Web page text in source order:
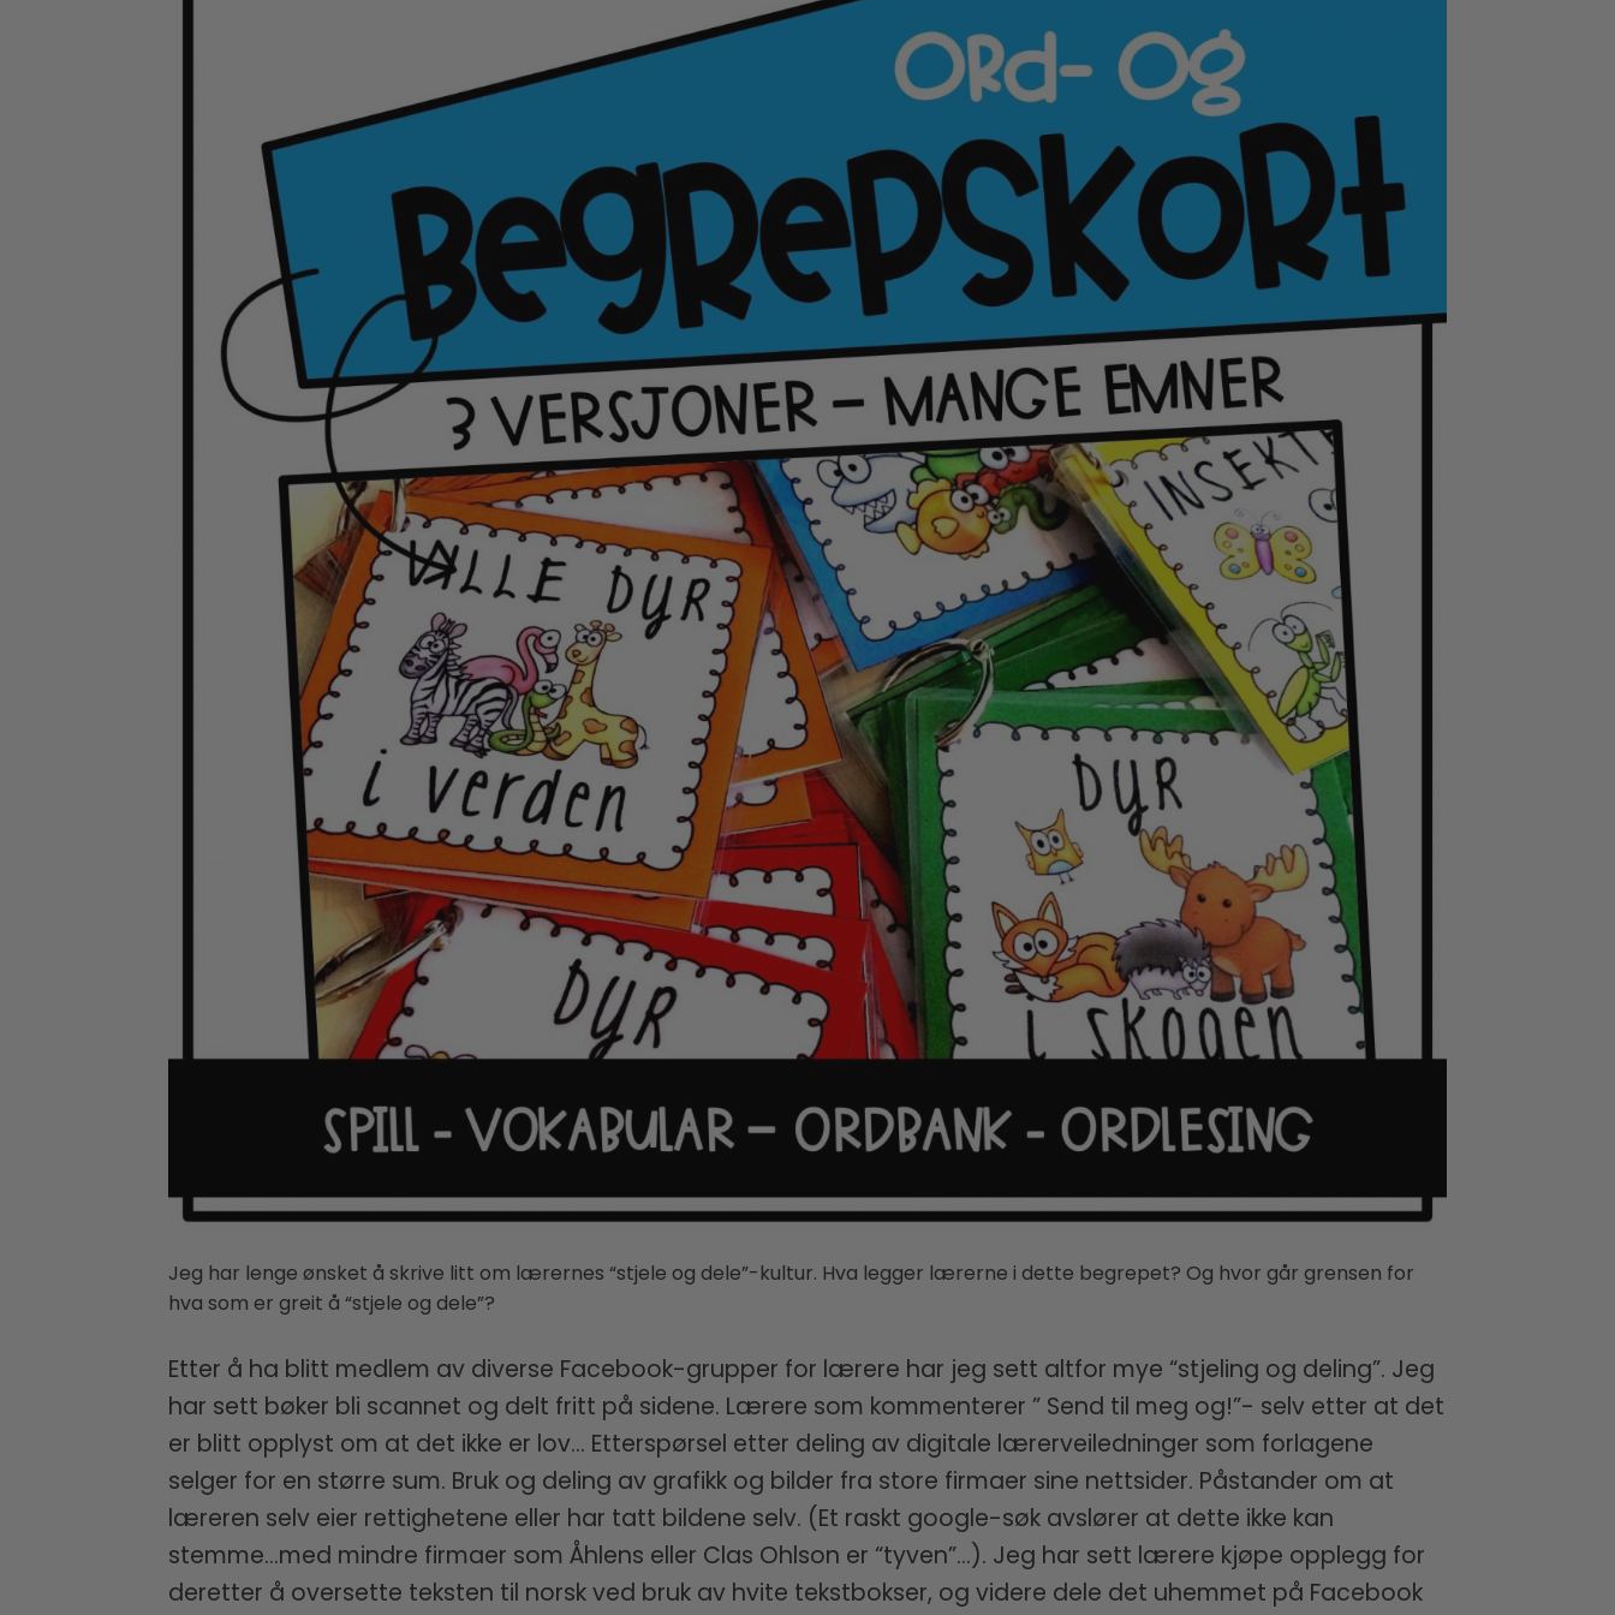
Jeg har lenge ønsket å skrive litt om lærernes “stjele og dele”-kultur. Hva legger lærerne i dette begrepet? Og hvor går grensen for
hva som er greit å “stjele og dele”?
Etter å ha blitt medlem av diverse Facebook-grupper for lærere har jeg sett altfor mye “stjeling og deling”. Jeg
har sett bøker bli scannet og delt fritt på sidene. Lærere som kommenterer ” Send til meg og!”- selv etter at det
er blitt opplyst om at det ikke er lov… Etterspørsel etter deling av digitale lærerveiledninger som forlagene
selger for en større sum. Bruk og deling av grafikk og bilder fra store firmaer sine nettsider. Påstander om at
læreren selv eier rettighetene eller har tatt bildene selv. (Et raskt google-søk avslører at dette ikke kan
stemme…med mindre firmaer som Åhlens eller Clas Ohlson er “tyven”…). Jeg har sett lærere kjøpe opplegg for
deretter å oversette teksten til norsk ved bruk av hvite tekstbokser, og videre dele det uhemmet på Facebook